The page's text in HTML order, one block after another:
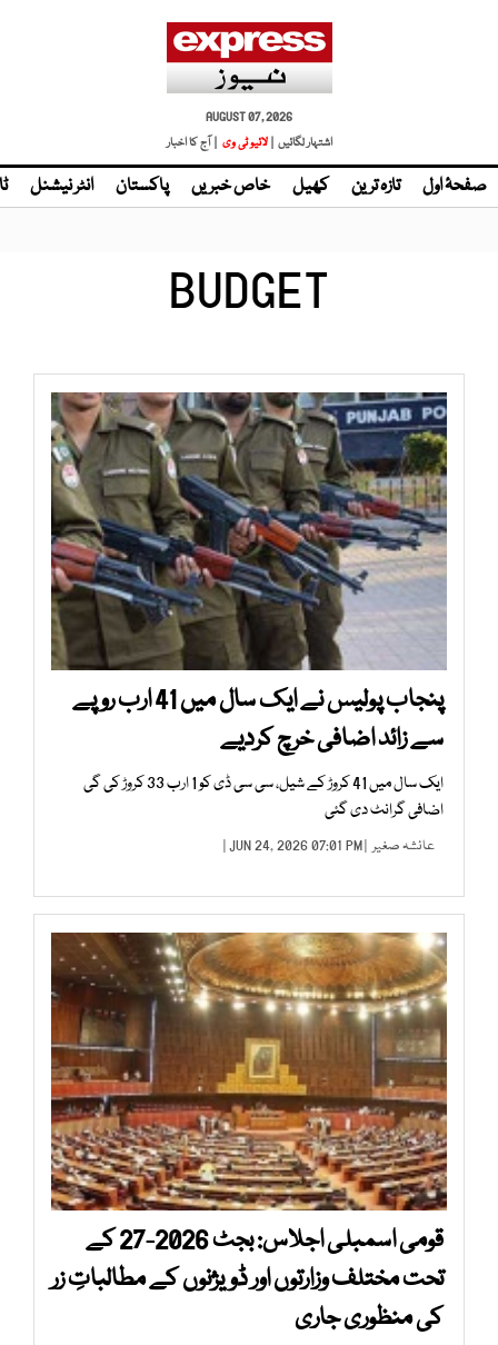
AUGUST 07, 2026
اشتہار لگائیں |
| آج کا اخبار
صفحۂ اول تازہ ترین کھیل خاص خبریں پاکستان انٹر نیشنل
BUDGET
پنجاب پولیس نے ایک سال میں 41 ارب روپے
سے زائد اضافی خرچ کردیے
ایک سال میں 41 کروڑ کے شیل، سی سی ڈی کو 1 ارب 33 کروڑ کی گی
اضافی گرانٹ دی گئی
عائشہ صغیر | JUN 24, 2026 07:01 PM |
قومی اسمبلی اجلاس: بجٹ 2026-27 کے
تحت مختلف وزارتوں اور ڈویژنوں کے مطالباتِ زر
کی منظوری جاری